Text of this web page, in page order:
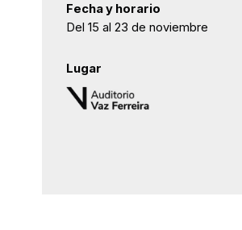
Fecha y horario
Del 15 al 23 de noviembre
Lugar